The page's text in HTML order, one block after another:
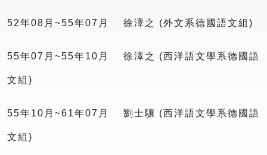
52年08月~55年07月 徐澤之 (外文系德國語文組)
55年07月~55年10月 徐澤之 (西洋語文學系德國語
文組)
55年10月~61年07月 劉士驤 (西洋語文學系德國語
文組)